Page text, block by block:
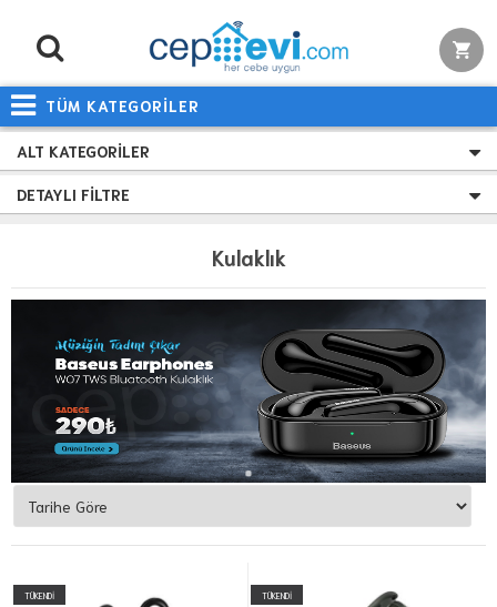
TÜM KATEGORİLER
ALT KATEGORILER
DETAYLI FILTRE
Kulaklık
TÜKENDİ TÜKENDİ